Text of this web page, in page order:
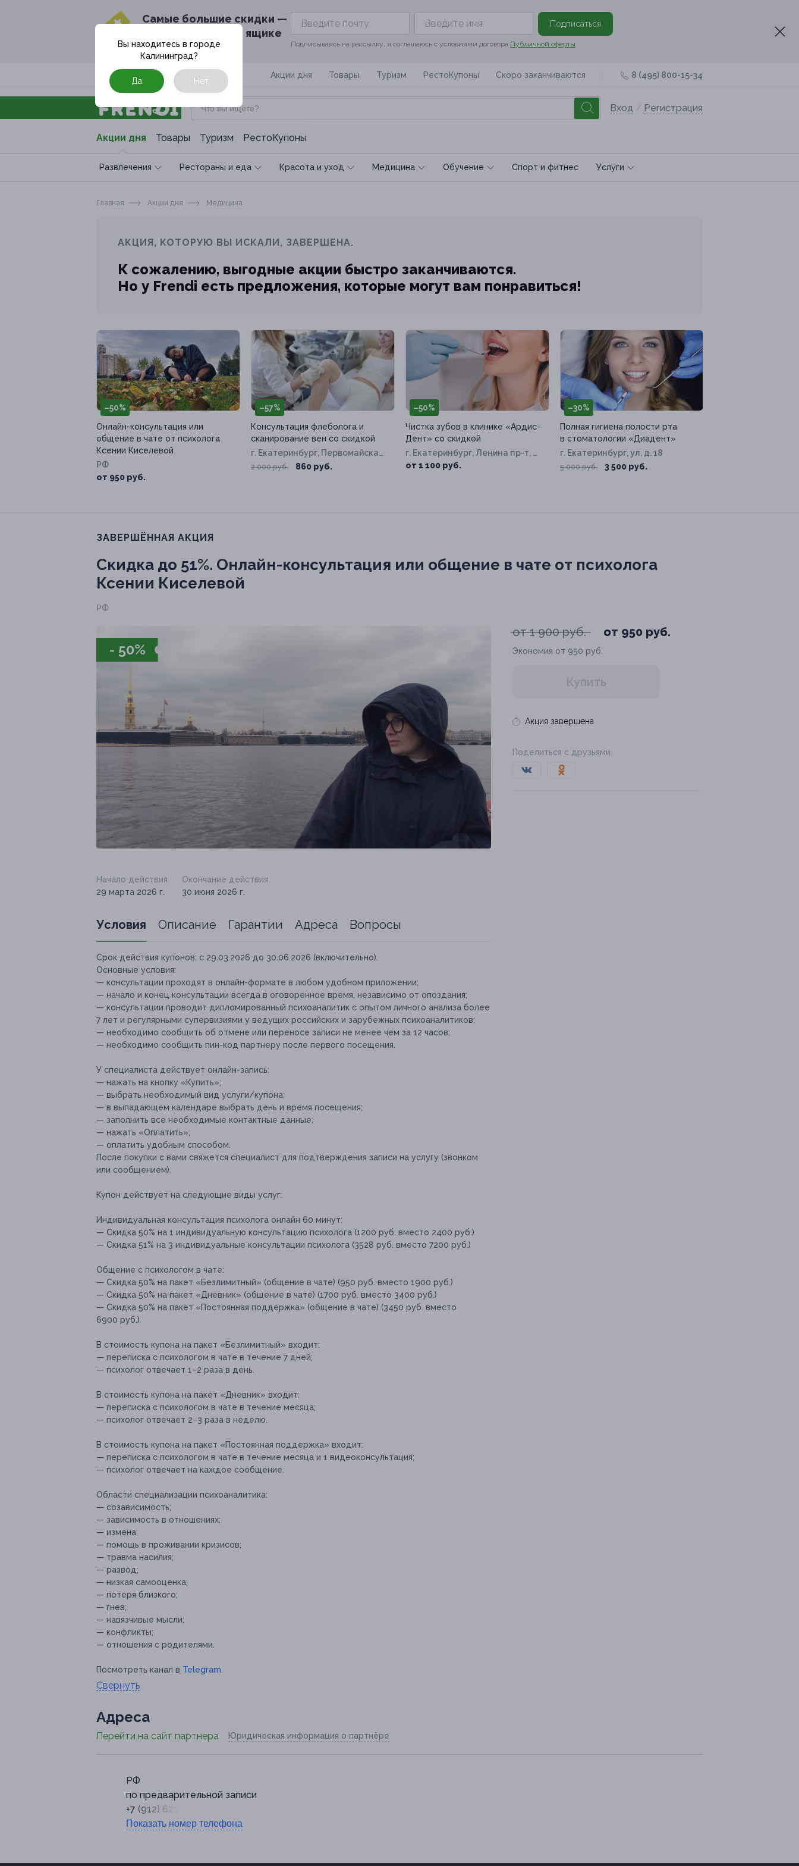
Cамые большие скидки —
в твоём почтовом ящике
Подписаться
Подписываясь на рассылку, я соглашаюсь с условиями договора Публичной оферты
Москва Акции дня Товары Туризм РестоКупоны Скоро заканчиваются 8 (495) 800-15-34
Вход / Регистрация
Акции дня Товары Туризм РестоКупоны
Развлечения Рестораны и еда Красота и уход Медицина Обучение Спoрт и фитнес Услуги
Вы находитесь в городе
Калининград?
Да Нет
Главная Акции дня Медицина
АКЦИЯ, КОТОРУЮ ВЫ ИСКАЛИ, ЗАВЕРШЕНА.
К сожалению, выгодные акции быстро заканчиваются.
Но у Frendi есть предложения, которые могут вам понравиться!
–50%
Онлайн-консультация или
общение в чате от психолога
Ксении Киселевой
РФ
от 950 руб.
–57%
Консультация флеболога и
сканирование вен со скидкой
г. Екатеринбург, Первомайская
ул, д. 62
2 000 руб. 860 руб.
–50%
Чистка зубов в клинике «Ардис-
Дент» со скидкой
г. Екатеринбург, Ленина пр-т, д.
54, к. 2
от 1 100 руб.
–30%
Полная гигиена полости рта
в стоматологии «Диадент»
г. Екатеринбург, ул, д. 18
5 000 руб. 3 500 руб.
ЗАВЕРШЁННАЯ АКЦИЯ
Скидка до 51%. Онлайн-консультация или общение в чате от психолога
Ксении Киселевой
РФ
- 50%
от 1 900 руб. от 950 руб.
Экономия от 950 руб.
Купить
Акция завершена
Поделиться с друзьями
Начало действия
29 марта 2026 г.
Окончание действия
30 июня 2026 г.
Условия Описание Гарантии Адреса Вопросы
Срок действия купонов: с 29.03.2026 до 30.06.2026 (включительно).
Основные условия:
— консультации проходят в онлайн-формате в любом удобном приложении;
— начало и конец консультации всегда в оговоренное время, независимо от опоздания;
— консультации проводит дипломированный психоаналитик с опытом личного анализа более
7 лет и регулярными супервизиями у ведущих российских и зарубежных психоаналитиков;
— необходимо сообщить об отмене или переносе записи не менее чем за 12 часов;
— необходимо сообщить пин-код партнеру после первого посещения.
У специалиста действует онлайн-запись:
— нажать на кнопку «Купить»;
— выбрать необходимый вид услуги/купона;
— в выпадающем календаре выбрать день и время посещения;
— заполнить все необходимые контактные данные;
— нажать «Оплатить»;
— оплатить удобным способом.
После покупки с вами свяжется специалист для подтверждения записи на услугу (звонком
или сообщением).
Купон действует на следующие виды услуг:
Индивидуальная консультация психолога онлайн 60 минут:
— Скидка 50% на 1 индивидуальную консультацию психолога (1200 руб. вместо 2400 руб.)
— Скидка 51% на 3 индивидуальные консультации психолога (3528 руб. вместо 7200 руб.)
Общение с психологом в чате:
— Скидка 50% на пакет «Безлимитный» (общение в чате) (950 руб. вместо 1900 руб.)
— Скидка 50% на пакет «Дневник» (общение в чате) (1700 руб. вместо 3400 руб.)
— Скидка 50% на пакет «Постоянная поддержка» (общение в чате) (3450 руб. вместо
6900 руб.)
В стоимость купона на пакет «Безлимитный» входит:
— переписка с психологом в чате в течение 7 дней;
— психолог отвечает 1–2 раза в день.
В стоимость купона на пакет «Дневник» входит:
— переписка с психологом в чате в течение месяца;
— психолог отвечает 2–3 раза в неделю.
В стоимость купона на пакет «Постоянная поддержка» входит:
— переписка с психологом в чате в течение месяца и 1 видеоконсультация;
— психолог отвечает на каждое сообщение.
Области специализации психоаналитика:
— созависимость;
— зависимость в отношениях;
— измена;
— помощь в проживании кризисов;
— травма насилия;
— развод;
— низкая самооценка;
— потеря близкого;
— гнев;
— навязчивые мысли;
— конфликты;
— отношения с родителями.
Посмотреть канал в Telegram
Свернуть
Адресa
Перейти на сайт партнера Юридическая информация о партнёре
РФ
по предварительной записи
+7 (912) 621-12-31
Показать номер телефона